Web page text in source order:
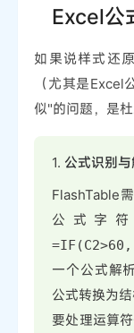
Excel公
如果说样式还
（尤其是
似"的问题，是
1. 公式识别
FlashTable
公式字
一个公式解
公式转换为
要处理运算